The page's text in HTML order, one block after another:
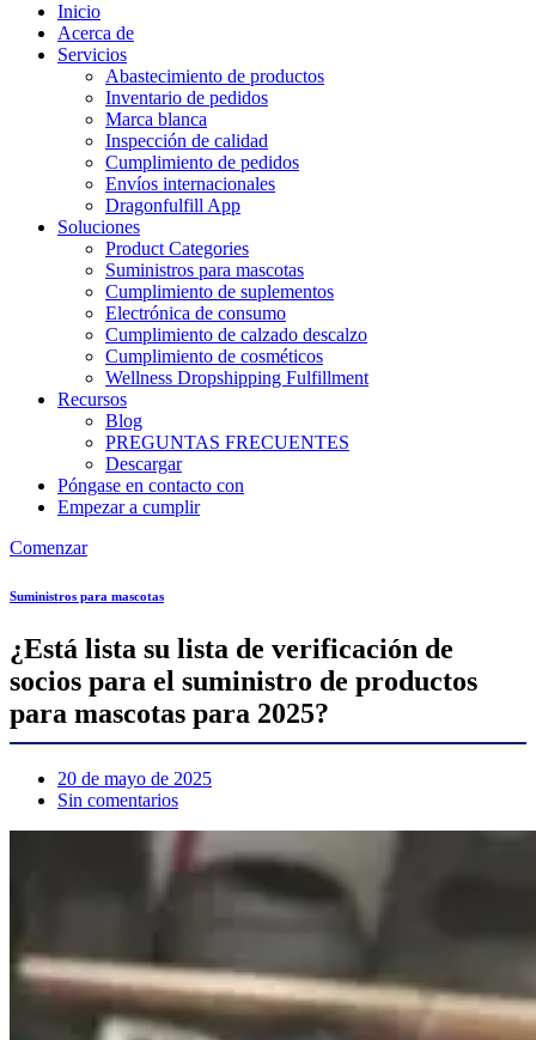
Inicio
Acerca de
Servicios
Abastecimiento de productos
Inventario de pedidos
Marca blanca
Inspección de calidad
Cumplimiento de pedidos
Envíos internacionales
Dragonfulfill App
Soluciones
Product Categories
Suministros para mascotas
Cumplimiento de suplementos
Electrónica de consumo
Cumplimiento de calzado descalzo
Cumplimiento de cosméticos
Wellness Dropshipping Fulfillment
Recursos
Blog
PREGUNTAS FRECUENTES
Descargar
Póngase en contacto con
Empezar a cumplir
Comenzar
Suministros para mascotas
¿Está lista su lista de verificación de
socios para el suministro de productos
para mascotas para 2025?
20 de mayo de 2025
Sin comentarios